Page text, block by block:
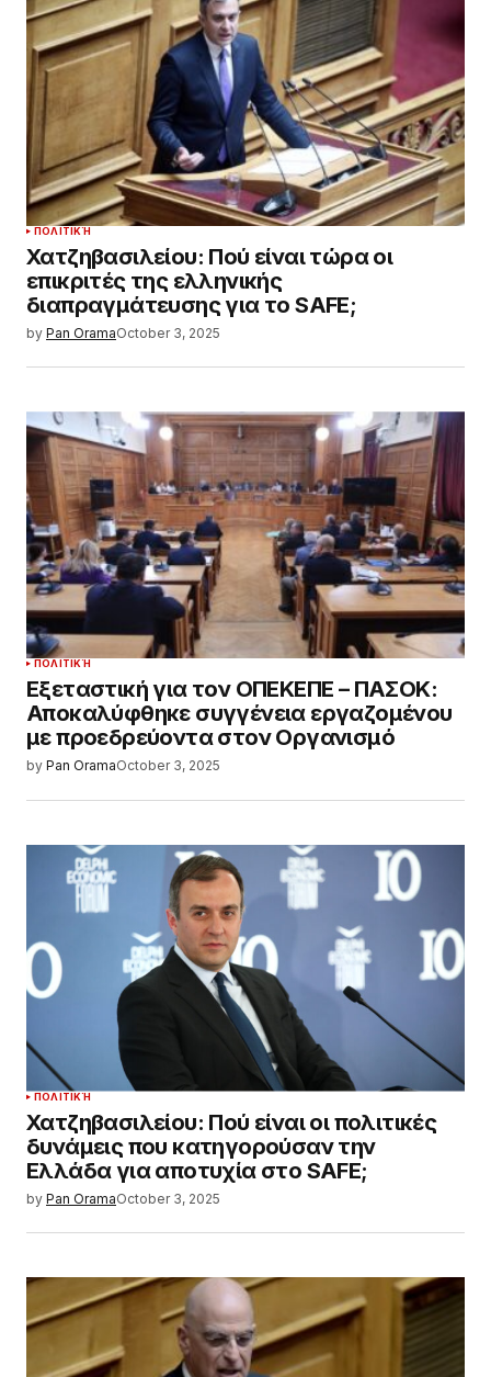
ΠΟΛΙΤΙΚΉ
Χατζηβασιλείου: Πού είναι τώρα οι
επικριτές της ελληνικής
διαπραγμάτευσης για το SAFE;
by Pan OramaOctober 3, 2025
ΠΟΛΙΤΙΚΉ
Εξεταστική για τον ΟΠΕΚΕΠΕ – ΠΑΣΟΚ:
Αποκαλύφθηκε συγγένεια εργαζομένου
με προεδρεύοντα στον Οργανισμό
by Pan OramaOctober 3, 2025
ΠΟΛΙΤΙΚΉ
Χατζηβασιλείου: Πού είναι οι πολιτικές
δυνάμεις που κατηγορούσαν την
Ελλάδα για αποτυχία στο SAFE;
by Pan OramaOctober 3, 2025